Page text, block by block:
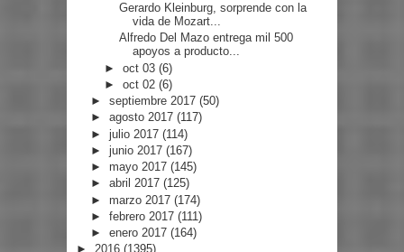
Gerardo Kleinburg, sorprende con la
vida de Mozart...
Alfredo Del Mazo entrega mil 500
apoyos a producto...
►oct 03(6)
►oct 02(6)
► septiembre 2017 (50)
► agosto 2017 (117)
► julio 2017 (114)
► junio 2017 (167)
► mayo 2017 (145)
► abril 2017 (125)
► marzo 2017 (174)
► febrero 2017 (111)
► enero 2017 (164)
► 2016 (1395)